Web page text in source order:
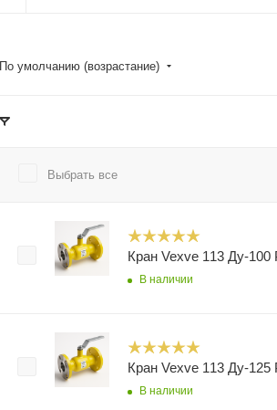
По умолчанию (возрастание)
Выбрать все
Кран Vexve 113 Ду-100
В наличии
Кран Vexve 113 Ду-125
В наличии